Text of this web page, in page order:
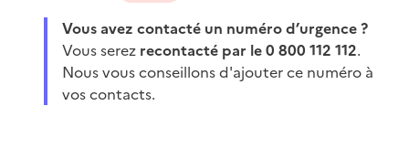
Vous avez contacté un numéro d’urgence ?
Vous serez recontacté par le 0 800 112 112.
Nous vous conseillons d'ajouter ce numéro à
vos contacts.